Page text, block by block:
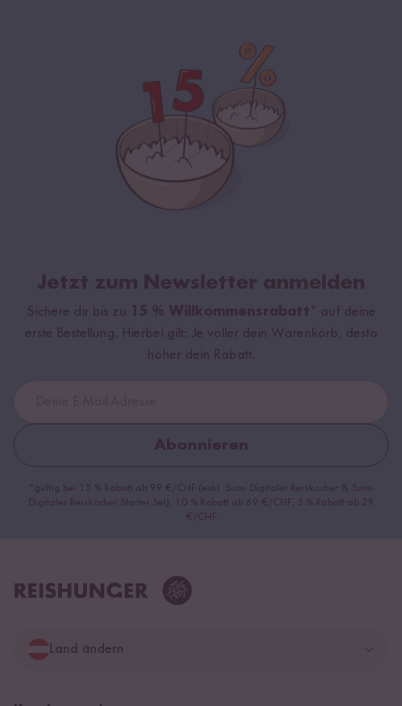
Jetzt zum Newsletter anmelden
Sichere dir bis zu 15 % Willkommensrabatt* auf deine
erste Bestellung. Hierbei gilt: Je voller dein Warenkorb, desto
höher dein Rabatt.
Abonnieren
*gültig bei 15 % Rabatt ab 99 €/CHF (exkl. Sumi Digitaler Reiskocher & Sumi
Digitaler Reiskocher Starter Set), 10 % Rabatt ab 69 €/CHF, 5 % Rabatt ab 29
€/CHF
Land ändern